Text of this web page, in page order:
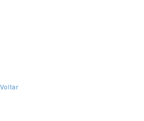
Voltar